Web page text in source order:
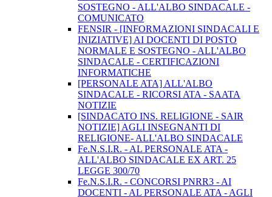
SOSTEGNO - ALL'ALBO SINDACALE -
COMUNICATO
FENSIR - [INFORMAZIONI SINDACALI E
INIZIATIVE] AI DOCENTI DI POSTO
NORMALE E SOSTEGNO - ALL'ALBO
SINDACALE - CERTIFICAZIONI
INFORMATICHE
[PERSONALE ATA] ALL'ALBO
SINDACALE - RICORSI ATA - SAATA
NOTIZIE
[SINDACATO INS. RELIGIONE - SAIR
NOTIZIE] AGLI INSEGNANTI DI
RELIGIONE- ALL'ALBO SINDACALE
Fe.N.S.I.R. - AL PERSONALE ATA -
ALL'ALBO SINDACALE EX ART. 25
LEGGE 300/70
Fe.N.S.I.R. - CONCORSI PNRR3 - AI
DOCENTI - AL PERSONALE ATA - AGLI